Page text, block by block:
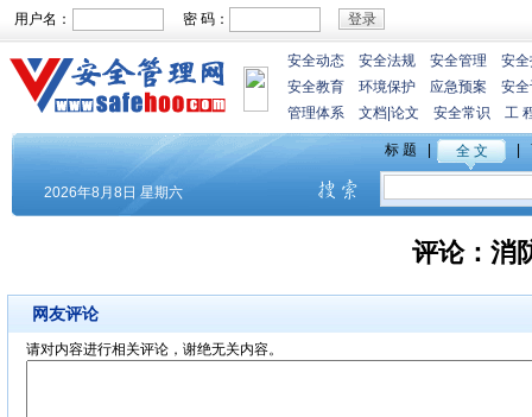
用户名： 密 码：
安全动态 安全法规 安全管理
安
安全教育
环境保护 应急预案
安
管理体系
文档 论文 安全常识 工
评论： 消
网友评论
请对内容进行相关评论，谢绝无关内容。